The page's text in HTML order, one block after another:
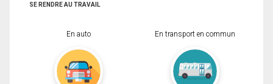
SE RENDRE AU TRAVAIL
En auto En transport en commun